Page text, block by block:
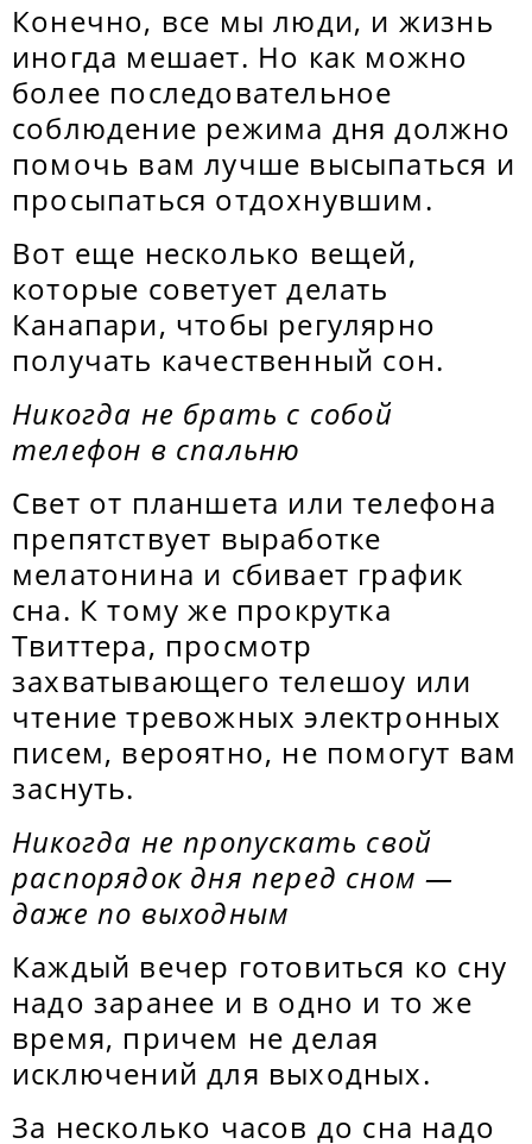
Конечно, все мы люди, и жизнь
иногда мешает. Но как можно
более последовательное
соблюдение режима дня должно
помочь вам лучше высыпаться и
просыпаться отдохнувшим.
Вот еще несколько вещей,
которые советует делать
Канапари, чтобы регулярно
получать качественный сон.
Никогда не брать с собой
телефон в спальню
Свет от планшета или телефона
препятствует выработке
мелатонина и сбивает график
сна. К тому же прокрутка
Твиттера, просмотр
захватывающего телешоу или
чтение тревожных электронных
писем, вероятно, не помогут вам
заснуть.
Никогда не пропускать свой
распорядок дня перед сном —
даже по выходным
Каждый вечер готовиться ко сну
надо заранее и в одно и то же
время, причем не делая
исключений для выходных.
За несколько часов до сна надо